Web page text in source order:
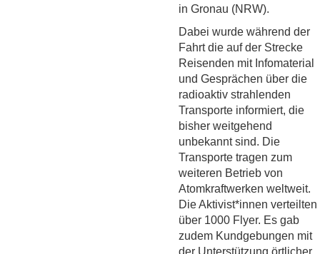
in Gronau (NRW).
Dabei wurde während der
Fahrt die auf der Strecke
Reisenden mit Infomaterial
und Gesprächen über die
radioaktiv strahlenden
Transporte informiert, die
bisher weitgehend
unbekannt sind. Die
Transporte tragen zum
weiteren Betrieb von
Atomkraftwerken weltweit.
Die Aktivist*innen verteilten
über 1000 Flyer. Es gab
zudem Kundgebungen mit
der Unterstützung örtlicher